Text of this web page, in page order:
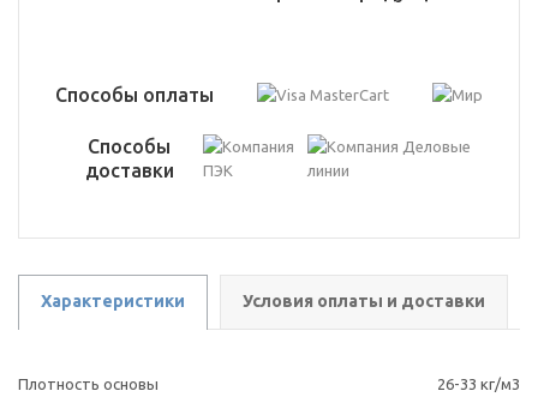
Способы оплаты
Способы
доставки
Характеристики Условия оплаты и доставки
Плотность основы
26-33 кг/м3